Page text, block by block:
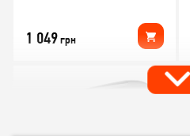
1 049грн